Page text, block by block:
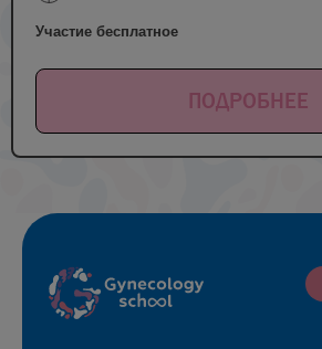
Участие бесплатное
ПОДРОБНЕЕ